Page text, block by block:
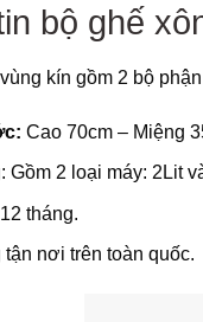
bộ ghế
kín gồm 2 bộ
Cao 70cm – Miệng
: Gồm 2 loại máy: 2Lit
tháng.
tận nơi trên toàn quốc.